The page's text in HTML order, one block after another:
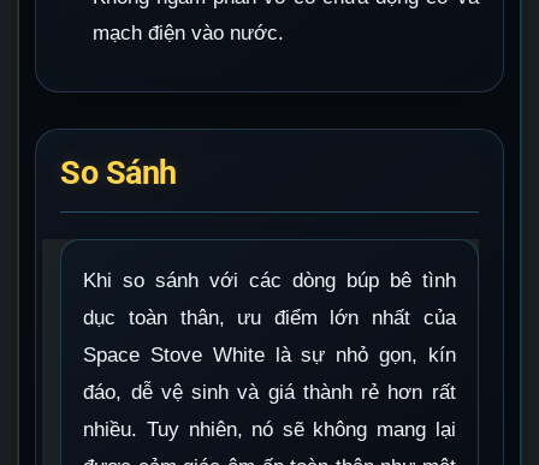
mạch điện vào nước.
So Sánh
Khi so sánh với các dòng búp bê tình
dục toàn thân, ưu điểm lớn nhất của
Space Stove White là sự nhỏ gọn, kín
đáo, dễ vệ sinh và giá thành rẻ hơn rất
nhiều. Tuy nhiên, nó sẽ không mang lại